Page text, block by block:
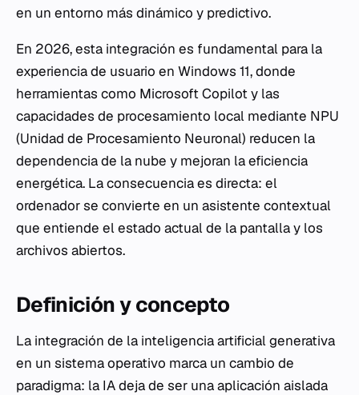
en un entorno más dinámico y predictivo.
En 2026, esta integración es fundamental para la
experiencia de usuario en Windows 11, donde
herramientas como Microsoft Copilot y las
capacidades de procesamiento local mediante NPU
(Unidad de Procesamiento Neuronal) reducen la
dependencia de la nube y mejoran la eficiencia
energética. La consecuencia es directa: el
ordenador se convierte en un asistente contextual
que entiende el estado actual de la pantalla y los
archivos abiertos.
Definición y concepto
La integración de la inteligencia artificial generativa
en un sistema operativo marca un cambio de
paradigma: la IA deja de ser una aplicación aislada